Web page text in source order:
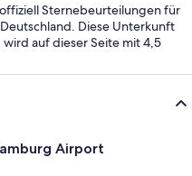
Sternebeurteilungen für
Diese Unterkunft
auf dieser Seite mit 4,5
Airport